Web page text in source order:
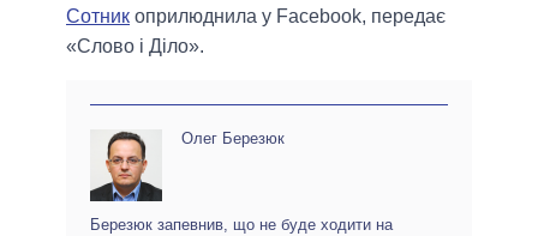
Сотник оприлюднила у Facebook, передає
«Слово і Діло».
Олег Березюк
Березюк запевнив, що не буде ходити на